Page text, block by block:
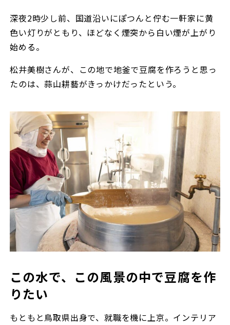
深夜2時少し前、国道沿いにぽつんと佇む一軒家に黄
色い灯りがともり、ほどなく煙突から白い煙が上がり
始める。
松井美樹さんが、この地で地釜で豆腐を作ろうと思っ
たのは、蒜山耕藝がきっかけだったという。
この水で、この風景の中で豆腐を作
りたい
もともと鳥取県出身で、就職を機に上京。インテリア